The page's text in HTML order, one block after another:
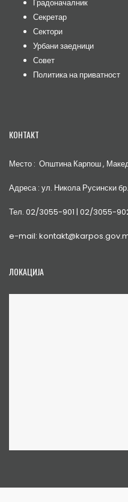
Градоначалник
Секретар
Сектори
Урбани заедници
Совет
Политика на приватност
КОНТАКТ
Место : Општина Карпош ,
Адреса : ул. Никола Русински
Тел. 02/3055-901 | 02/3055-
e-mail:
ЛОКАЦИЈА